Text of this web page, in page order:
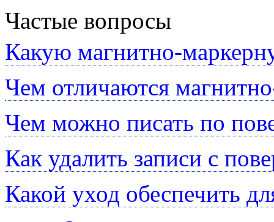
Частые вопросы
Какую магнитно-
Чем отличаются
Чем можно писать по
Как удалить записи с
Какой уход обеспечить